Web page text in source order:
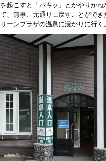
起こすと「バキッ」とかやりかね
、無事、元通りに戻すことがで
ーンプラザの温泉に浸かりに行く